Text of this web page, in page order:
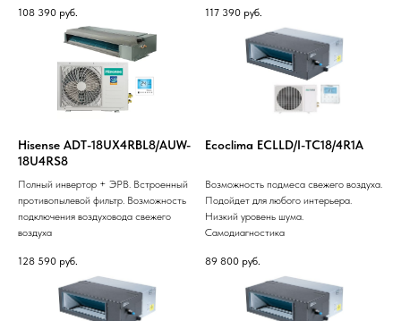
108 390 руб. 117 390 руб.
Hisense ADT-18UX4RBL8/AUW-
18U4RS8
Полный инвертор + ЭРВ. Встроенный
противопылевой фильтр. Возможность
подключения воздуховода свежего
воздуха
128 590 руб.
Ecoclima ECLLD/I-TC18/4R1A
Возможность подмеса свежего воздуха.
Подойдет для любого интерьера.
Низкий уровень шума.
Самодиагностика
89 800 руб.